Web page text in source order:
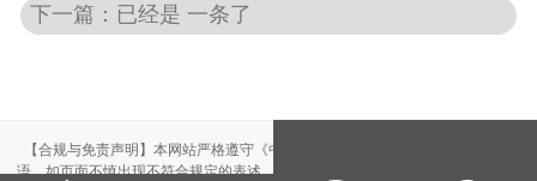
下一篇：已经是 一条了
【合规与免责声明】本网站严格遵守《中华人民共和国广告法》，尽力规范用
语。如页面不慎出现不符合规定的表述，敬请联系我们，将立即更正；相关内容